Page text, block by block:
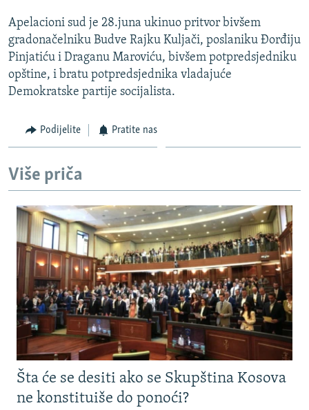
POST SCRIPTUM
MOJA EVROPA
TRI DECENIJE OD RATA U BIH
SVE KARTE DEJTONA
Apelacioni sud je 28.juna ukinuo pritvor bivšem
gradonačelniku Budve Rajku Kuljači, poslaniku Đorđiju
Pinjatiću i Draganu Maroviću, bivšem potpredsjedniku
opštine, i bratu potpredsjednika vladajuće
Demokratske partije socijalista.
Podijelite Pratite nas
Više priča
Šta će se desiti ako se Skupština Kosova
ne konstituiše do ponoći?